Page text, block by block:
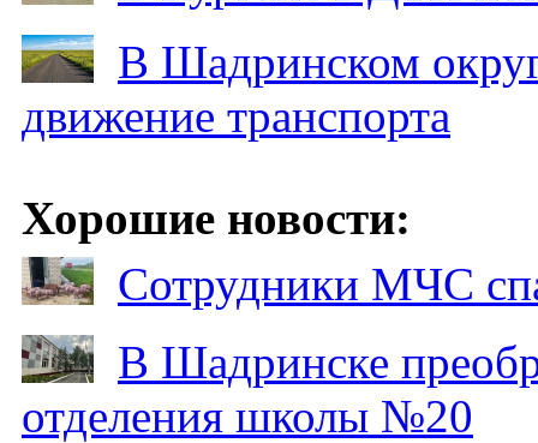
В Шадринском
движение транспорта
Хорошие новости:
Сотрудники МЧС
В Шадринске
отделения школы №20